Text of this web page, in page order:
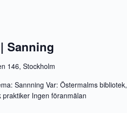
Sanning
146, Stockholm
Sannning Var: Östermalms bibliotek,
Ingen föranmälan